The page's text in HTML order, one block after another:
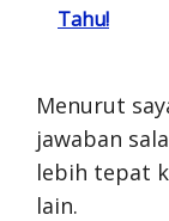
Tahu!
Menurut
jawaban
lebih tepat
lain.